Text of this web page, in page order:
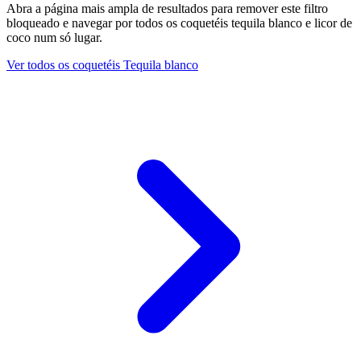
Abra a página mais ampla de resultados para remover este filtro
bloqueado e navegar por todos os coquetéis tequila blanco e licor de
coco num só lugar.
Ver todos os coquetéis Tequila blanco